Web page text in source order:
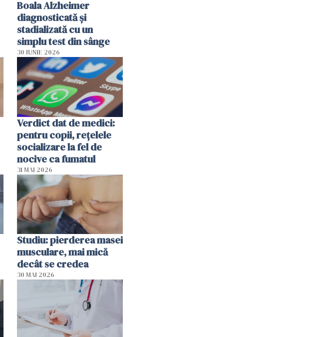
Boala Alzheimer
diagnosticată și
stadializată cu un
simplu test din sânge
30 IUNIE 2026
Verdict dat de medici:
pentru copii, rețelele
socializare la fel de
nocive ca fumatul
31 MAI 2026
Studiu: pierderea masei
musculare, mai mică
decât se credea
30 MAI 2026